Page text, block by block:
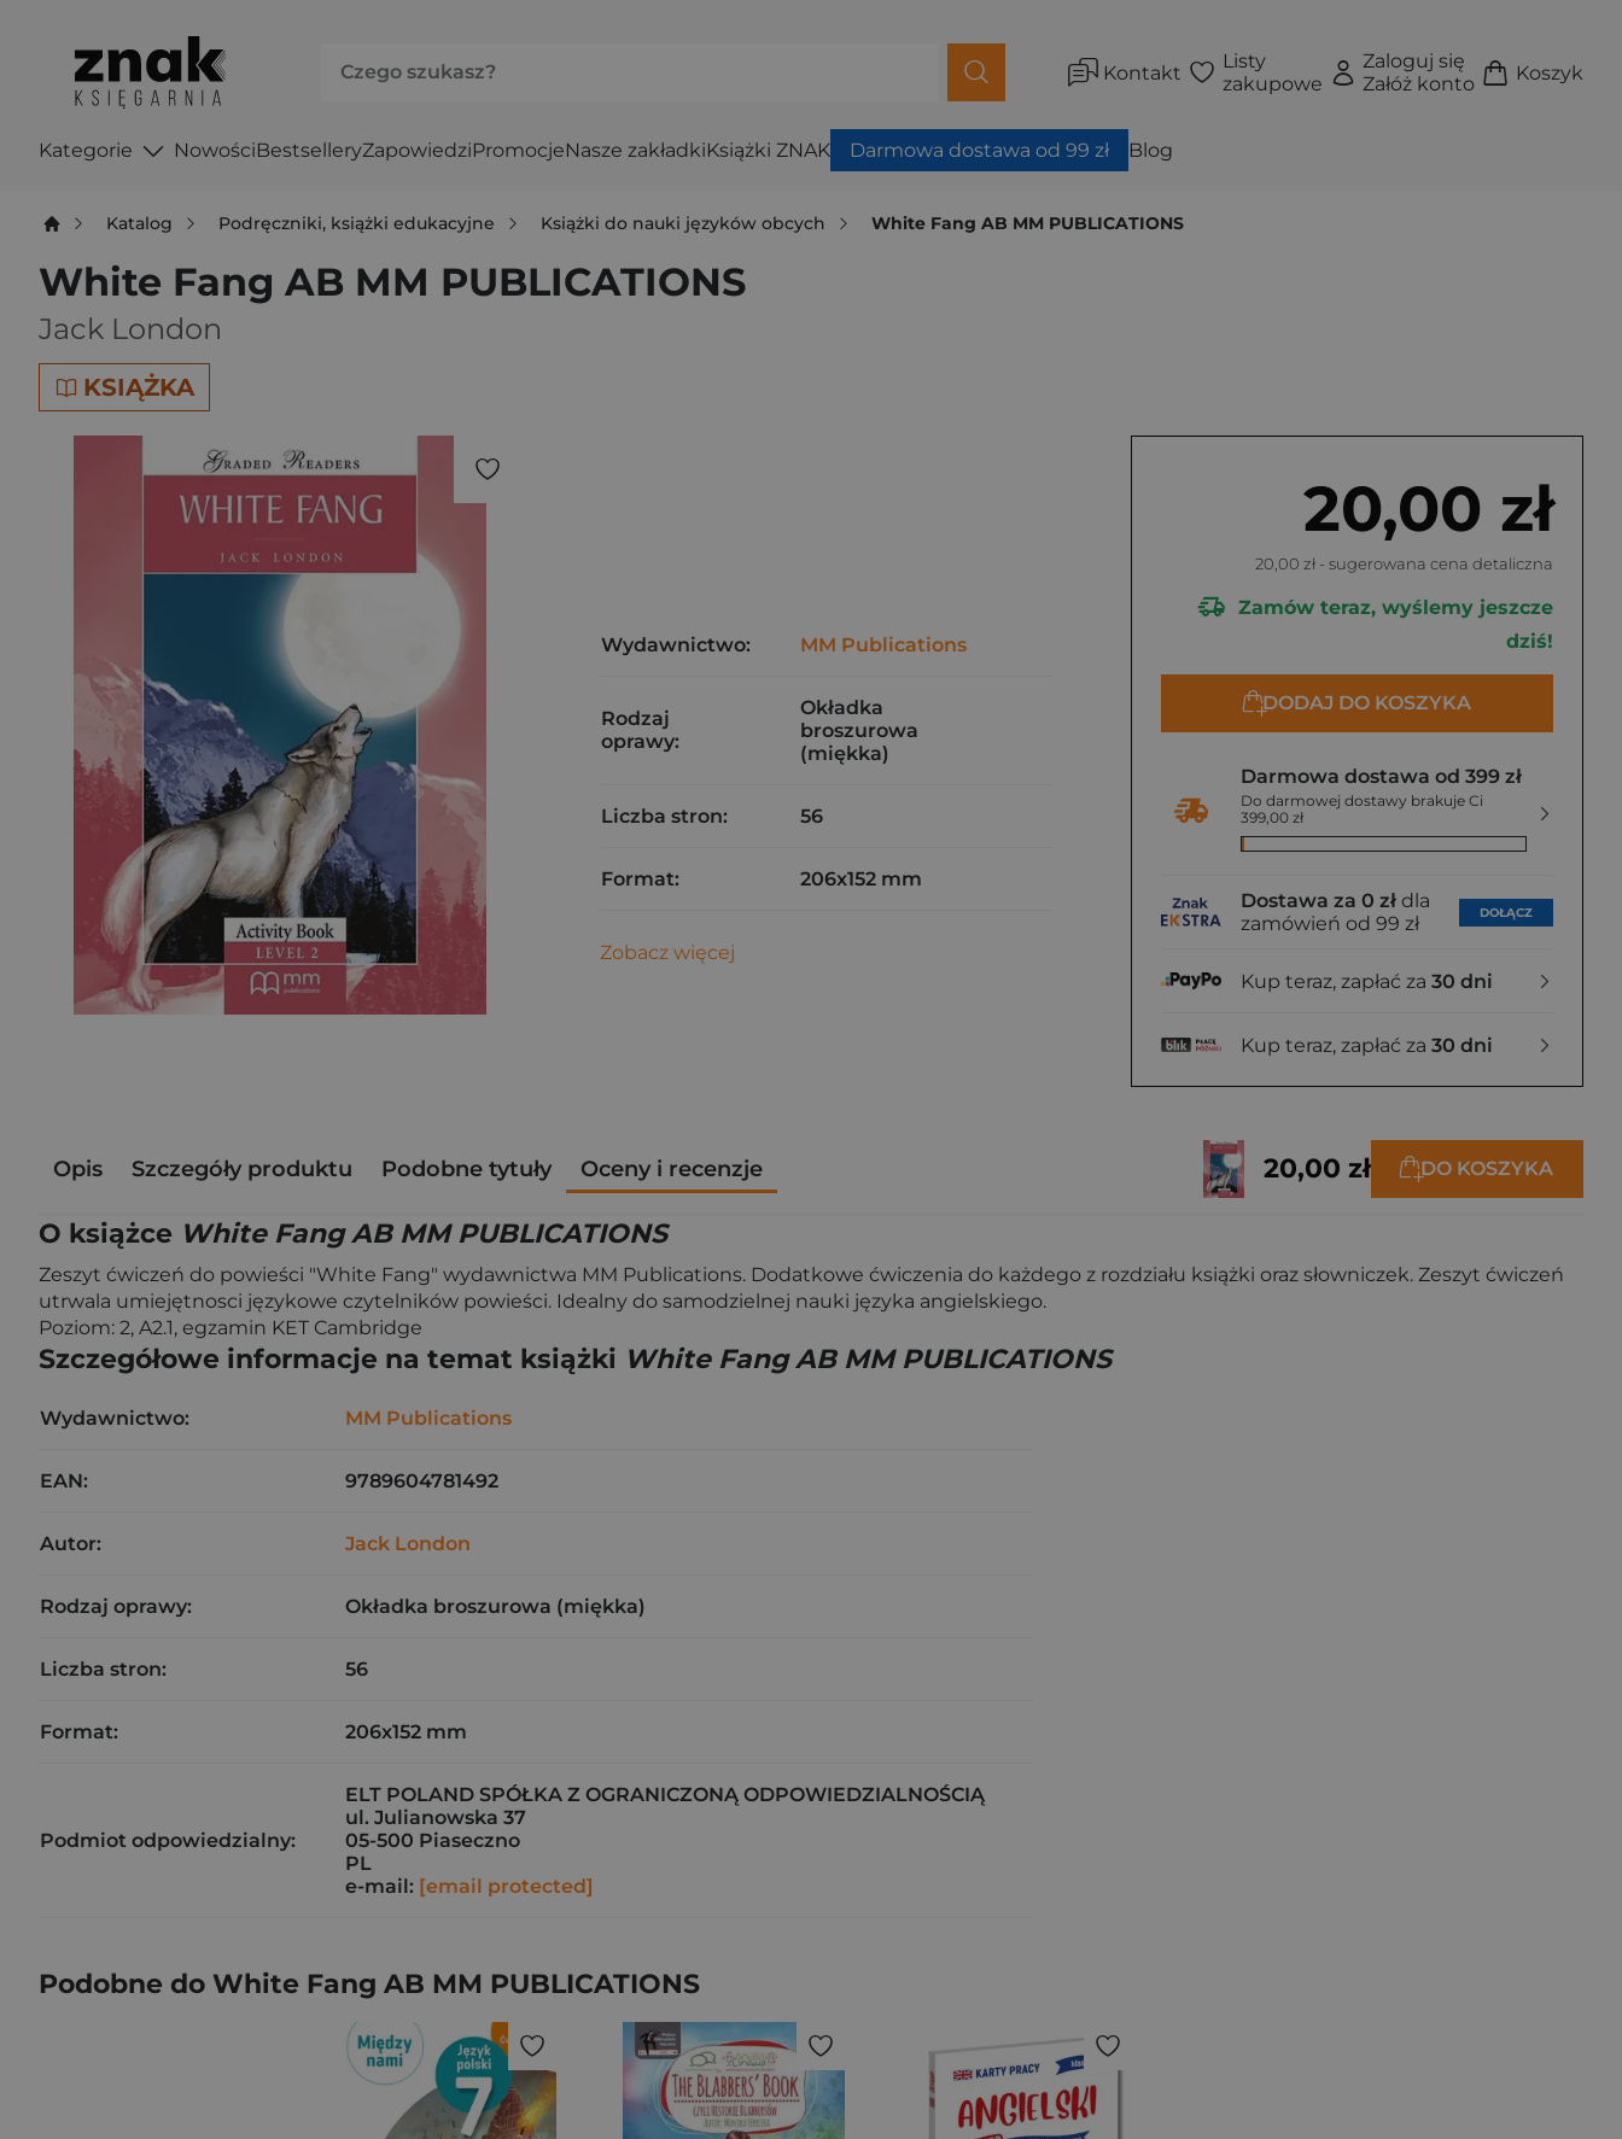
Kontakt
Listy
zakupowe
Zaloguj się
Załóż konto
Koszyk
Kategorie NowościBestselleryZapowiedziPromocjeNasze zakładkiKsiążki ZNAK Darmowa dostawa od 99 zł Blog
Katalog Podręczniki, książki edukacyjne Książki do nauki języków obcych White Fang AB MM PUBLICATIONS
White Fang AB MM PUBLICATIONS
Jack London
KSIĄŻKA
20,00 zł
20,00 zł - sugerowana cena detaliczna
Zamów teraz, wyślemy jeszcze
dziś!
DODAJ DO KOSZYKA
Darmowa dostawa od 399 zł
Do darmowej dostawy brakuje Ci
399,00 zł
Dostawa za 0 zł dla
zamówień od 99 zł
DOŁĄCZ
Kup teraz, zapłać za 30 dni
Kup teraz, zapłać za 30 dni
Wydawnictwo: MM Publications
Rodzaj
oprawy:
Okładka
broszurowa
(miękka)
Liczba stron: 56
Format: 206x152 mm
Zobacz więcej
Opis Szczegóły produktu Podobne tytuły Oceny i recenzje 20,00 zł DO KOSZYKA
O książce White Fang AB MM PUBLICATIONS
Zeszyt ćwiczeń do powieści "White Fang" wydawnictwa MM Publications. Dodatkowe ćwiczenia do każdego z rozdziału książki oraz słowniczek. Zeszyt ćwiczeń
utrwala umiejętnosci językowe czytelników powieści. Idealny do samodzielnej nauki języka angielskiego.
Poziom: 2, A2.1, egzamin KET Cambridge
Szczegółowe informacje na temat książki White Fang AB MM PUBLICATIONS
Wydawnictwo: MM Publications
EAN: 9789604781492
Autor: Jack London
Rodzaj oprawy: Okładka broszurowa (miękka)
Liczba stron: 56
Format: 206x152 mm
Podmiot odpowiedzialny:
ELT POLAND SPÓŁKA Z OGRANICZONĄ ODPOWIEDZIALNOŚCIĄ
ul. Julianowska 37
05-500 Piaseczno
PL
e-mail: [email protected]
Podobne do White Fang AB MM PUBLICATIONS